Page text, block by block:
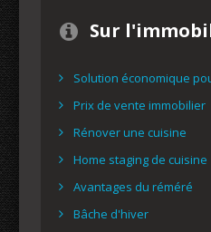
Sur
Solution économique
Prix de vente immobilier
Rénover une cuisine
Home staging de cuisine
Avantages du réméré
Bâche d'hiver